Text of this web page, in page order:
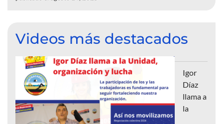
Videos más destacados
Igor
Díaz
llama a
la